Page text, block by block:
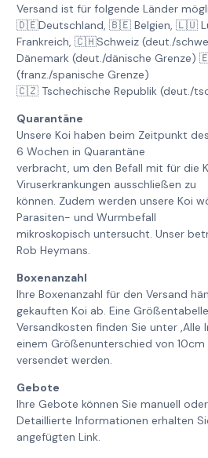
Versand ist für folgende Länder
🇩🇪Deutschland, 🇧🇪 Belgien, 🇱🇺
Frankreich, 🇨🇭Schweiz (deut./
Dänemark (deut./dänische Grenze)
(franz./spanische Grenze)
🇨🇿 Tschechische Republik (deut./
Quarantäne
Unsere Koi haben beim Zeitpunkt
6 Wochen in Quarantäne
verbracht, um den Befall mit für die
Viruserkrankungen ausschließen zu
können. Zudem werden unsere Koi
Parasiten- und Wurmbefall
mikroskopisch untersucht. Unser
Rob Heymans.
Boxenanzahl
Ihre Boxenanzahl für den Versand
gekauften Koi ab. Eine
Versandkosten finden Sie unter ‚Alle
einem Größenunterschied von
versendet werden.
Gebote
Ihre Gebote können Sie manuell
Detaillierte Informationen erhalten
angefügten Link.